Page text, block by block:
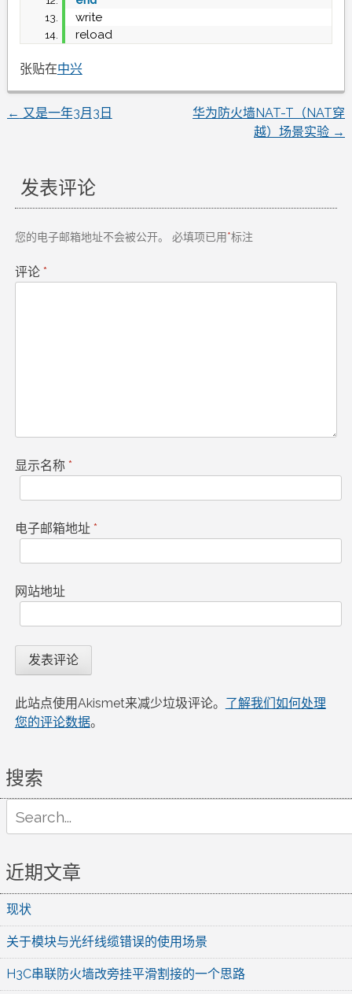
write
reload
张贴在中兴
文
导
航
← 又是一年3月3日
华为防火墙NAT-T（NAT穿
越）场景实验 →
发表评论
您的电子邮箱地址不会被公开。 必填项已用*标注
评论 *
显示名称 *
电子邮箱地址 *
网站地址
此站点使用Akismet来减少垃圾评论。 了解我们如何处理
您的评论数据。
搜索
for:
近期文章
现状
关于模块与光纤线缆错误的使用场景
H3C串联防火墙改旁挂平滑割接的一个思路